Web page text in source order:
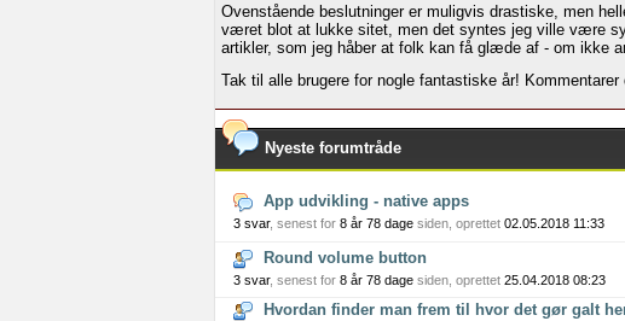
Ovenstående beslutninger er muligvis drastiske, men
været blot at lukke sitet, men det syntes jeg ville være
artikler, som jeg håber at folk kan få glæde af - om ikke
Tak til alle brugere for nogle fantastiske år!
Nyeste forumtråde
App udvikling - native apps
3 svar, senest for 8 år 78 dage siden, oprettet 02.05.2018 11:33
Round volume button
3 svar, senest for 8 år 78 dage siden, oprettet 25.04.2018 08:23
Hvordan finder man frem til hvor det gør galt